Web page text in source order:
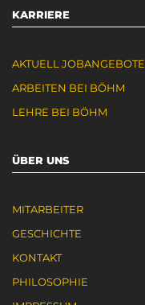
KARRIERE
AKTUELL JOBANGEBOTE
ARBEITEN BEI BÖHM
LEHRE BEI BÖHM
ÜBER UNS
MITARBEITER
GESCHICHTE
KONTAKT
PHILOSOPHIE